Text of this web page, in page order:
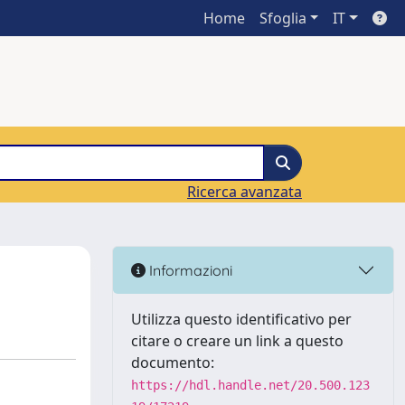
Home Sfoglia IT
Ricerca avanzata
Informazioni
Utilizza questo identificativo per
citare o creare un link a questo
documento:
https://hdl.handle.net/20.500.123